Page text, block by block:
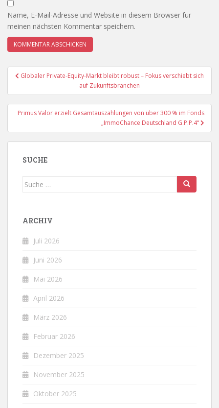
Name, E-Mail-Adresse und Website in diesem Browser für
meinen nächsten Kommentar speichern.
Beitragsnavigation
Globaler Private-Equity-Markt bleibt robust – Fokus verschiebt sich
auf Zukunftsbranchen
Primus Valor erzielt Gesamtauszahlungen von über 300 % im Fonds
„ImmoChance Deutschland G.P.P.4“
SUCHE
Suche
ARCHIV
Juli 2026
Juni 2026
Mai 2026
April 2026
März 2026
Februar 2026
Dezember 2025
November 2025
Oktober 2025